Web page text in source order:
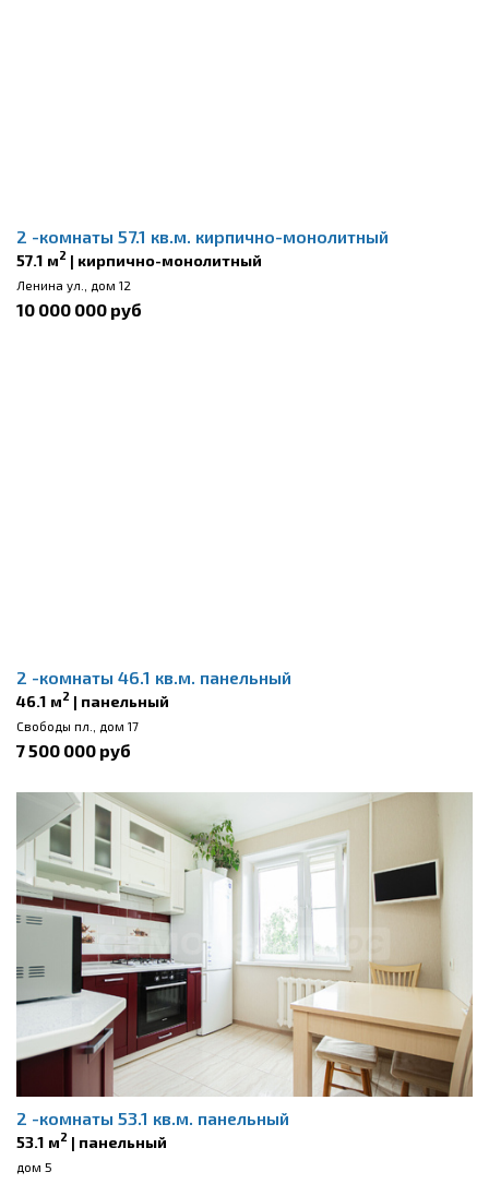
2 -комнаты 57.1 кв.м. кирпично-монолитный
57.1 м2 | кирпично-монолитный
Ленина ул., дом 12
10 000 000 руб
2 -комнаты 46.1 кв.м. панельный
46.1 м2 | панельный
Свободы пл., дом 17
7 500 000 руб
2 -комнаты 53.1 кв.м. панельный
53.1 м2 | панельный
дом 5